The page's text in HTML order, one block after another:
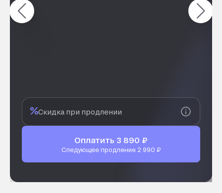
Скидка при продлении
Оплатить 3 890 ₽
Следующее продление 2 990 ₽